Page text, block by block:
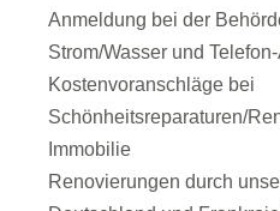
Anmeldung bei der
Strom/Wasser und
Kostenvoranschläge bei
Schönheitsreparaturen/
Immobilie
Renovierungen durch